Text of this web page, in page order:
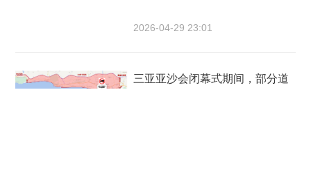
2026-04-29 23:01
三亚亚沙会闭幕式期间，部分道